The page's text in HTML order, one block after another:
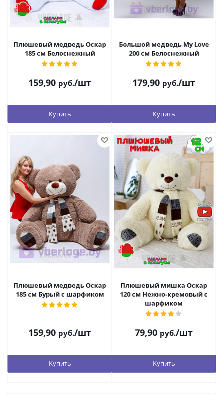
Плюшевый медведь Оскар
185 см Белоснежный
159,90 руб./шт
Купить
Большой медведь My Love
200 см Белоснежный
179,90 руб./шт
Купить
Плюшевый медведь Оскар
185 см Бурый с шарфиком
159,90 руб./шт
Купить
Плюшевый мишка Оскар
120 см Нежно-кремовый с
шарфиком
79,90 руб./шт
Купить